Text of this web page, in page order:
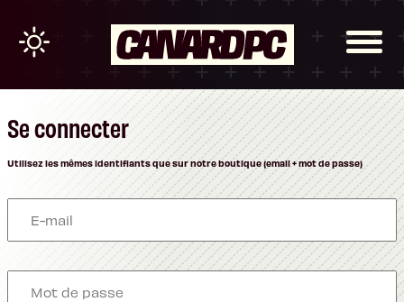
Se connecter
Utilisez les mêmes identifiants que sur notre boutique (email + mot de passe)